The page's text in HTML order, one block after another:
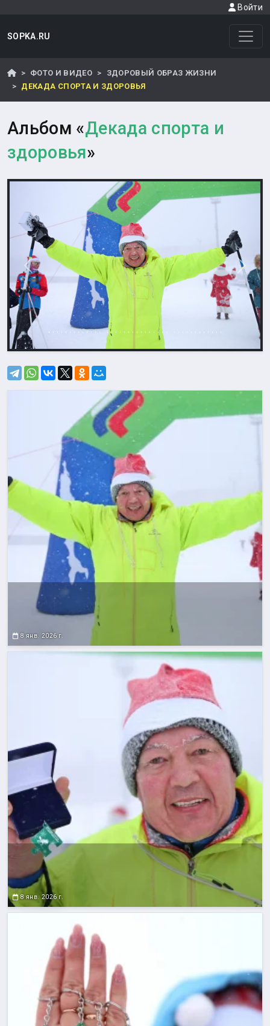
Войти
SOPKA.RU
ФОТО И ВИДЕО
ЗДОРОВЫЙ ОБРАЗ ЖИЗНИ
ДЕКАДА СПОРТА И ЗДОРОВЬЯ
Альбом «Декада спорта и
здоровья»
Назад
8 янв. 2026 г.
8 янв. 2026 г.